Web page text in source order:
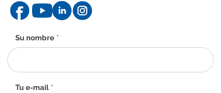
Formulario
de
contacto
Su nombre *
Tu e-mail *